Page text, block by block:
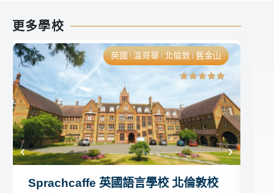
更多學校
英國 溫哥華 北倫敦 舊金山
Sprachcaffe 英國語言學校 北倫敦校